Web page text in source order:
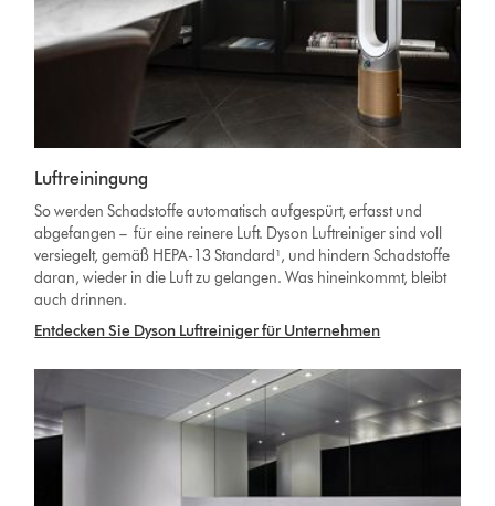
Luftreiningung
So werden Schadstoffe automatisch aufgespürt, erfasst und
abgefangen – für eine reinere Luft. Dyson Luftreiniger sind voll
versiegelt, gemäß HEPA-13 Standard¹, und hindern Schadstoffe
daran, wieder in die Luft zu gelangen. Was hineinkommt, bleibt
auch drinnen.
Entdecken Sie Dyson Luftreiniger für Unternehmen